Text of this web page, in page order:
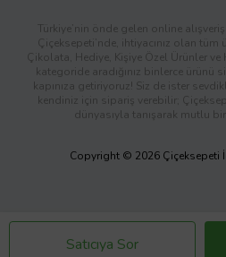
Satıcıya Sor
Türkiye’nin önde gelen online
Çiçeksepeti’nde, ihtiyacınız olan
Çikolata, Hediye, Kişiye Özel Ürünler
kategoride aradığınız binlerce ürünü
kapınıza getiriyoruz! Siz de ister
kendiniz için sipariş verebilir;
dünyasıyla tanışarak mutlu
Copyright © 2026 Çiçeksepeti